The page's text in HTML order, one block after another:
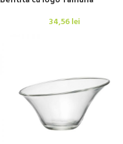
34,56lei